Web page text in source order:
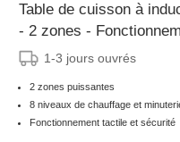
Table de cuisson à
- 2 zones -
1-3 jours ouvrés
2 zones puissantes
8 niveaux de chauffage et
Fonctionnement tactile et sécurité